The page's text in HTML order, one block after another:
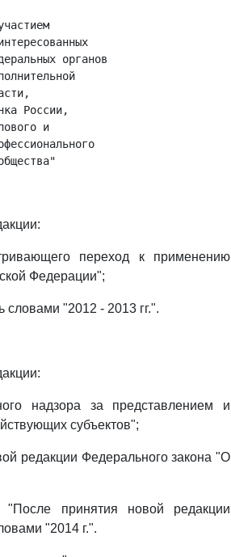
органов
России,
и
переход к применению
Федерации";
"2012 - 2013 гг.".
надзора за представлением и
субъектов";
редакции Федерального закона "О
принятия новой редакции
"2014 г.".